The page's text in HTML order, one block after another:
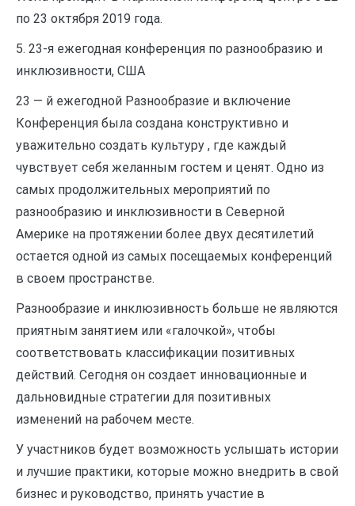
по 23 октября 2019 года.
5. 23-я ежегодная конференция по разнообразию и
инклюзивности, США
23 — й ежегодной Разнообразие и включение
Конференция была создана конструктивно и
уважительно создать культуру , где каждый
чувствует себя желанным гостем и ценят. Одно из
самых продолжительных мероприятий по
разнообразию и инклюзивности в Северной
Америке на протяжении более двух десятилетий
остается одной из самых посещаемых конференций
в своем пространстве.
Разнообразие и инклюзивность больше не являются
приятным занятием или «галочкой», чтобы
соответствовать классификации позитивных
действий. Сегодня он создает инновационные и
дальновидные стратегии для позитивных
изменений на рабочем месте.
У участников будет возможность услышать истории
и лучшие практики, которые можно внедрить в свой
бизнес и руководство, принять участие в